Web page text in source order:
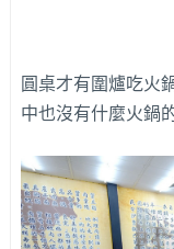
圓桌才有圍爐吃火
中也沒有什麼火鍋